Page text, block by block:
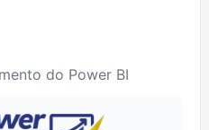
do Power BI